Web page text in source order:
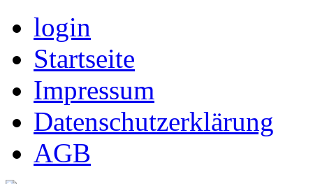
login
Startseite
Impressum
Datenschutzerklärung
AGB